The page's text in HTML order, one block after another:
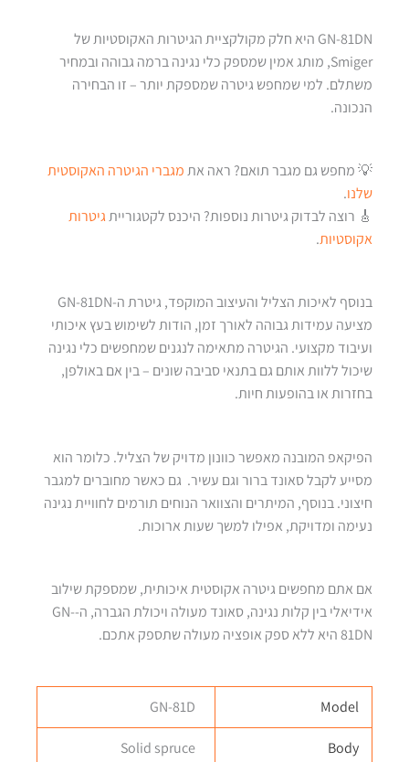
GN-81DN היא חלק מקולקציית הגיטרות האקוסטיות של
Smiger, מותג אמין שמספק כלי נגינה ברמה גבוהה ובמחיר
משתלם. למי שמחפש גיטרה שמספקת יותר – זו הבחירה
הנכונה.
💡 מחפש גם מגבר תואם? ראה אתמגברי הגיטרה האקוסטית
שלנו.
🎸 רוצה לבדוק גיטרות נוספות? היכנס לקטגורייתגיטרות
אקוסטיות.
בנוסף לאיכות הצליל והעיצוב המוקפד, גיטרת ה-GN-81DN
מציעה עמידות גבוהה לאורך זמן, הודות לשימוש בעץ איכותי
ועיבוד מקצועי. הגיטרה מתאימה לנגנים שמחפשים כלי נגינה
שיכול ללוות אותם גם בתנאי סביבה שונים – בין אם באולפן,
בחזרות או בהופעות חיות.
הפיקאפ המובנה מאפשר כוונון מדויק של הצליל. כלומר הוא
מסייע לקבל סאונד ברור וגם עשיר. גם כאשר מחוברים למגבר
חיצוני. בנוסף, המיתרים והצוואר הנוחים תורמים לחוויית נגינה
נעימה ומדויקת, אפילו למשך שעות ארוכות.
אם אתם מחפשים גיטרה אקוסטית איכותית, שמספקת שילוב
אידיאלי בין קלות נגינה, סאונד מעולה ויכולת הגברה, ה-GN-
81DN היא ללא ספק אופציה מעולה שתספק אתכם.
Model
GN-81D
Body
Solid spruce